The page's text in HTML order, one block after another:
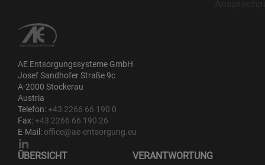
AE Entsorgungssysteme GmbH
Josef Sandhofer Straße 9c
A-2000 Stockerau
Austria
Telefon:+43 2266 66 190 0
Fax:+43 2266 66 190 26
E-Mail: office@ae-entsorgung.eu
ÜBERSICHT VERANTWORTUNG